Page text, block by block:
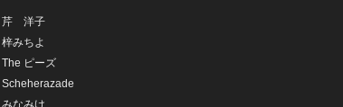
芹 洋子
梓みちよ
The ピーズ
Scheherazade
みなみけ